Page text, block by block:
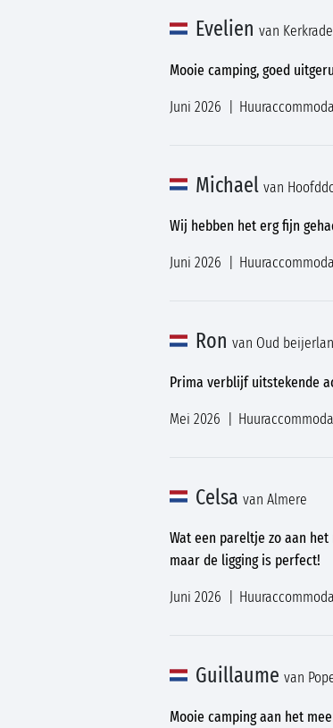
Evelien van Kerkrade
Mooie camping, goed
Juni 2026
Michael van
Wij hebben het erg fijn
Juni 2026
Ron van Oud
Prima verblijf uitstekende
Mei 2026
Celsa van Almere
Wat een pareltje zo aan
maar de ligging is perfect!
Juni 2026
Guillaume van
Mooie camping aan het